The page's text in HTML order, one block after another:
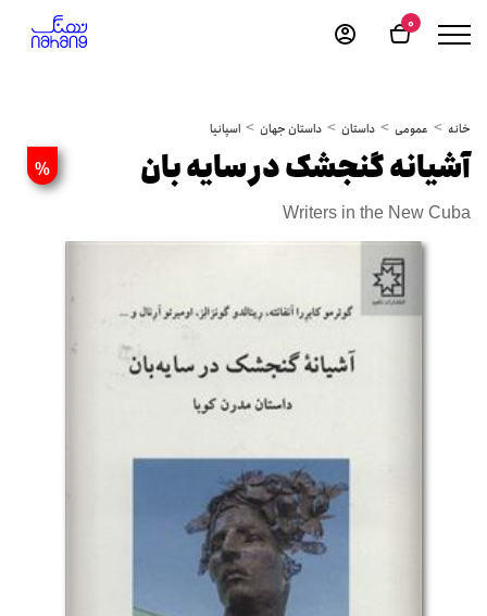
0
خانه عمومی داستان داستان جهان اسپانیا
% آشیانه گنجشک در سایه بان
Writers in the New Cuba